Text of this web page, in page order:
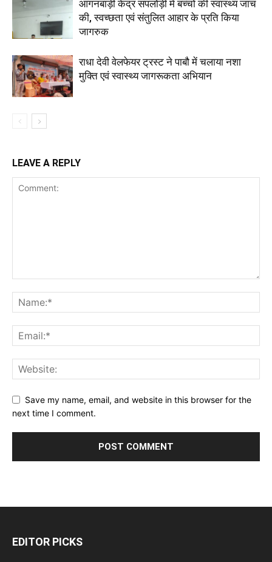
आंगनबाड़ी केंद्र सपलोड़ी में बच्चों की स्वास्थ्य जांच
की, स्वच्छता एवं संतुलित आहार के प्रति किया
जागरुक
राधा देवी वेलफेयर ट्रस्ट ने पाबौ में चलाया नशा
मुक्ति एवं स्वास्थ्य जागरूकता अभियान
LEAVE A REPLY
Save my name, email, and website in this browser for the
next time I comment.
EDITOR PICKS